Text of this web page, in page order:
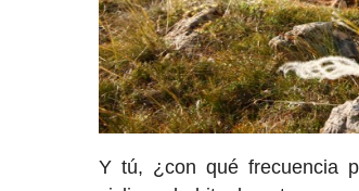
Y tú, ¿con qué frecuencia